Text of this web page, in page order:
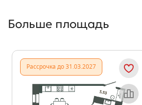
Больше площадь
Рассрочка до 31.03.2027